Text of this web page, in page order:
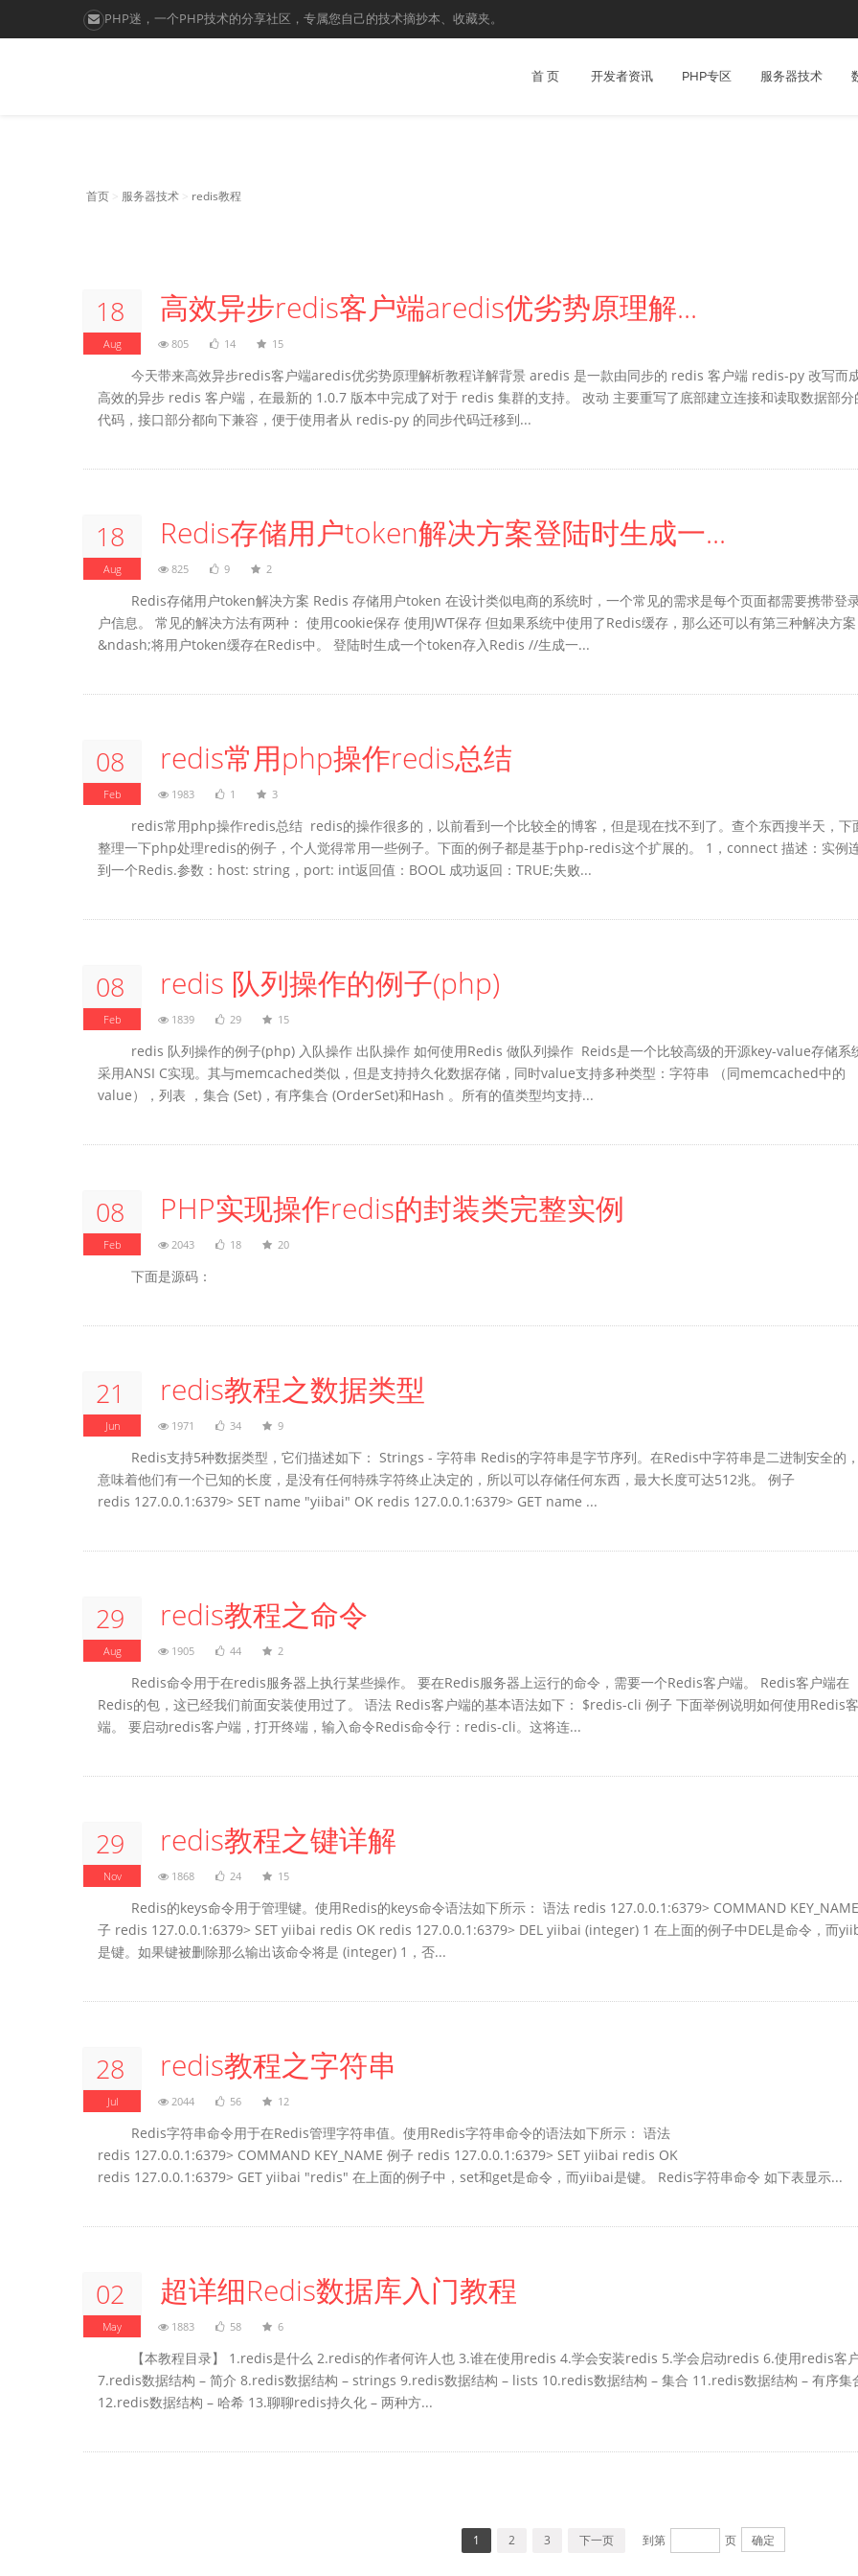
PHP迷，一个PHP技术的分享社区，专属您自己的技术摘抄本、收藏夹。
首 页 开发者资讯 PHP专区 服务器技术
首页 服务器技术 redis教程
18
Aug
高效异步redis客户端aredis优劣势原理解...
805 14 15
今天带来高效异步redis客户端aredis优劣势原理解析教程详解背景 aredis 是一款由同步的 redis 客户端 redis-py 改写而
高效的异步 redis 客户端，在最新的 1.0.7 版本中完成了对于 redis 集群的支持。 改动 主要重写了底部建立连接和读取数据部分
代码，接口部分都向下兼容，便于使用者从 redis-py 的同步代码迁移到...
18
Aug
Redis存储用户token解决方案登陆时生成一...
825 9 2
Redis存储用户token解决方案 Redis 存储用户token 在设计类似电商的系统时，一个常见的需求是每个页面都需要携带登
户信息。 常见的解决方法有两种： 使用cookie保存 使用JWT保存 但如果系统中使用了Redis缓存，那么还可以有第三种解决方案
&ndash;将用户token缓存在Redis中。 登陆时生成一个token存入Redis //生成一...
08
Feb
redis常用php操作redis总结
1983 1 3
redis常用php操作redis总结 redis的操作很多的，以前看到一个比较全的博客，但是现在找不到了。查个东西搜半天，下
整理一下php处理redis的例子，个人觉得常用一些例子。下面的例子都是基于php-redis这个扩展的。 1，connect 描述：实例
到一个Redis.参数：host: string，port: int返回值：BOOL 成功返回：TRUE;失败...
08
Feb
redis 队列操作的例子(php)
1839 29 15
redis 队列操作的例子(php) 入队操作 出队操作 如何使用Redis 做队列操作 Reids是一个比较高级的开源key-value存储系
采用ANSI C实现。其与memcached类似，但是支持持久化数据存储，同时value支持多种类型：字符串 （同memcached中的
value），列表 ，集合 (Set)，有序集合 (OrderSet)和Hash 。所有的值类型均支持...
08
Feb
PHP实现操作redis的封装类完整实例
2043 18 20
下面是源码：
21
Jun
redis教程之数据类型
1971 34 9
Redis支持5种数据类型，它们描述如下： Strings - 字符串 Redis的字符串是字节序列。在Redis中字符串是二进制安全的
意味着他们有一个已知的长度，是没有任何特殊字符终止决定的，所以可以存储任何东西，最大长度可达512兆。 例子
redis 127.0.0.1:6379> SET name "yiibai" OK redis 127.0.0.1:6379> GET name ...
29
Aug
redis教程之命令
1905 44 2
Redis命令用于在redis服务器上执行某些操作。 要在Redis服务器上运行的命令，需要一个Redis客户端。 Redis客户端在
Redis的包，这已经我们前面安装使用过了。 语法 Redis客户端的基本语法如下： $redis-cli 例子 下面举例说明如何使用Redis
端。 要启动redis客户端，打开终端，输入命令Redis命令行：redis-cli。这将连...
29
Nov
redis教程之键详解
1868 24 15
Redis的keys命令用于管理键。使用Redis的keys命令语法如下所示： 语法 redis 127.0.0.1:6379> COMMAND
子 redis 127.0.0.1:6379> SET yiibai redis OK redis 127.0.0.1:6379> DEL yiibai (integer) 1 在上面的例子中DEL是命令，而
是键。如果键被删除那么输出该命令将是 (integer) 1，否...
28
Jul
redis教程之字符串
2044 56 12
Redis字符串命令用于在Redis管理字符串值。使用Redis字符串命令的语法如下所示： 语法
redis 127.0.0.1:6379> COMMAND KEY_NAME 例子 redis 127.0.0.1:6379> SET yiibai redis OK
redis 127.0.0.1:6379> GET yiibai "redis" 在上面的例子中，set和get是命令，而yiibai是键。 Redis字符串命令 如下表显示...
02
May
超详细Redis数据库入门教程
1883 58 6
【本教程目录】 1.redis是什么 2.redis的作者何许人也 3.谁在使用redis 4.学会安装redis 5.学会启动redis 6.使用redis客
7.redis数据结构 – 简介 8.redis数据结构 – strings 9.redis数据结构 – lists 10.redis数据结构 – 集合 11.redis数据结构 – 有序集
12.redis数据结构 – 哈希 13.聊聊redis持久化 – 两种方...
1 2 3 下一页 到第 页 确定